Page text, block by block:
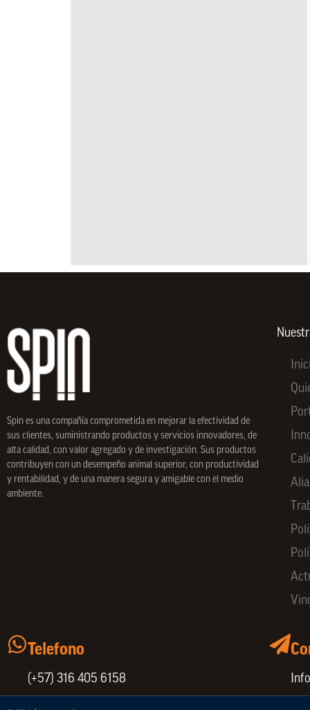
Spin es una compañía comprometida en mejorar la efectividad de
sus clientes, suministrando productos y servicios innovadores, de
alta calidad, con valor agregado y de investigación. Sus productos
contribuyen con un desempeño animal superior, con productividad
y rentabilidad, y de una manera segura y amigable con el medio
ambiente.
Telefono
(+57) 316 405 6158